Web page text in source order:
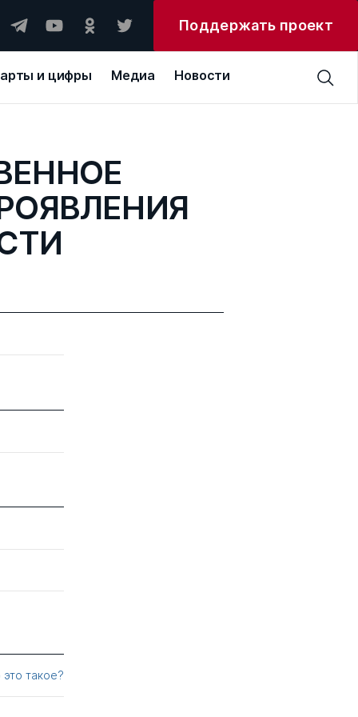
Поддержать проект
и цифры Медиа Новости
это такое?